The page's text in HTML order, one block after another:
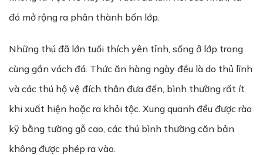
đó mở rộng ra phân thành bốn lớp.
Những thú đã lớn tuổi thích yên tỉnh, sống ở lớp trong
cùng gần vách đá. Thức ăn hàng ngày đều là do thủ lĩnh
và các thú hộ vệ đích thân đưa đến, bình thường rất ít
khi xuất hiện hoặc ra khỏi tộc. Xung quanh đều được rào
kỹ bằng tường gỗ cao, các thú bình thường căn bản
không được phép ra vào.